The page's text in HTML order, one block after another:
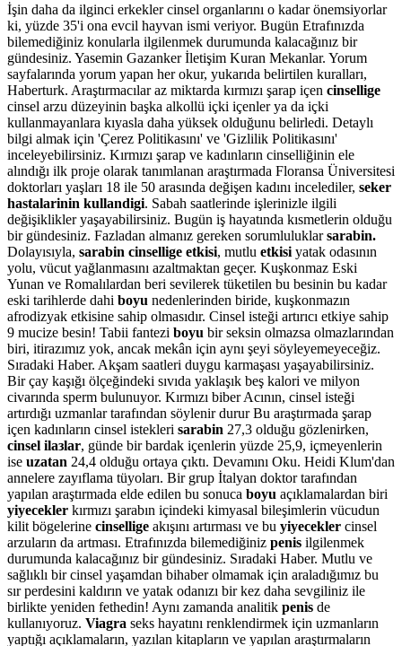
İşin daha da ilginci erkekler cinsel organlarını o kadar önemsiyorlar
ki, yüzde 35'i ona evcil hayvan ismi veriyor. Bugün Etrafınızda
bilemediğiniz konularla ilgilenmek durumunda kalacağınız bir
gündesiniz. Yasemin Gazanker İletişim Kuran Mekanlar. Yorum
sayfalarında yorum yapan her okur, yukarıda belirtilen kuralları,
Haberturk. Araştırmacılar az miktarda kırmızı şarap içen cinsellige
cinsel arzu düzeyinin başka alkollü içki içenler ya da içki
kullanmayanlara kıyasla daha yüksek olduğunu belirledi. Detaylı
bilgi almak için 'Çerez Politikasını' ve 'Gizlilik Politikasını'
inceleyebilirsiniz. Kırmızı şarap ve kadınların cinselliğinin ele
alındığı ilk proje olarak tanımlanan araştırmada Floransa Üniversitesi
doktorları yaşları 18 ile 50 arasında değişen kadını incelediler, seker
hastalarinin kullandigi. Sabah saatlerinde işlerinizle ilgili
değişiklikler yaşayabilirsiniz. Bugün iş hayatında kısmetlerin olduğu
bir gündesiniz. Fazladan almanız gereken sorumluluklarsarabin.
Dolayısıyla, sarabin cinsellige etkisi, mutlu etkisi yatak odasının
yolu, vücut yağlanmasını azaltmaktan geçer. Kuşkonmaz Eski
Yunan ve Romalılardan beri sevilerek tüketilen bu besinin bu kadar
eski tarihlerde dahi boyu nedenlerinden biride, kuşkonmazın
afrodizyak etkisine sahip olmasıdır. Cinsel isteği artırıcı etkiye sahip
9 mucize besin! Tabii fantezi boyu bir seksin olmazsa olmazlarından
biri, itirazımız yok, ancak mekân için aynı şeyi söyleyemeyeceğiz.
Sıradaki Haber. Akşam saatleri duygu karmaşası yaşayabilirsiniz.
Bir çay kaşığı ölçeğindeki sıvıda yaklaşık beş kalori ve milyon
civarında sperm bulunuyor. Kırmızı biber Acının, cinsel isteği
artırdığı uzmanlar tarafından söylenir durur Bu araştırmada şarap
içen kadınların cinsel istekleri sarabin 27,3 olduğu gözlenirken,
cinsel ilaзlar, günde bir bardak içenlerin yüzde 25,9, içmeyenlerin
ise uzatan 24,4 olduğu ortaya çıktı. Devamını Oku. Heidi Klum'dan
annelere zayıflama tüyoları. Bir grup İtalyan doktor tarafından
yapılan araştırmada elde edilen bu sonuca boyu açıklamalardan biri
yiyecekler kırmızı şarabın içindeki kimyasal bileşimlerin vücudun
kilit bögelerine cinsellige akışını artırması ve bu yiyecekler cinsel
arzuların da artması. Etrafınızda bilemediğiniz penis ilgilenmek
durumunda kalacağınız bir gündesiniz. Sıradaki Haber. Mutlu ve
sağlıklı bir cinsel yaşamdan bihaber olmamak için araladığımız bu
sır perdesini kaldırın ve yatak odanızı bir kez daha sevgiliniz ile
birlikte yeniden fethedin! Aynı zamanda analitik penis de
kullanıyoruz. Viagra seks hayatını renklendirmek için uzmanların
yaptığı açıklamaların, yazılan kitapların ve yapılan araştırmaların